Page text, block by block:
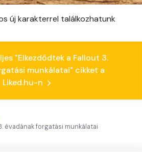
új karakterrel találkozhatunk
"Elkezdődtek a Fallout 3.
munkálatai" cikket a
Liked.hu-n
évadának forgatási munkálatai